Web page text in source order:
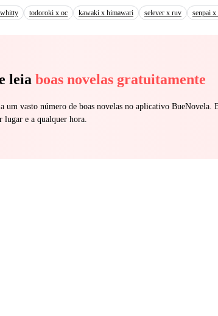
todoroki x oc kawaki x himawari selever x ruv senpai x
leia boas novelas gratuitamente
um vasto número de boas novelas no aplicativo BueNovela.
lugar e a qualquer hora.